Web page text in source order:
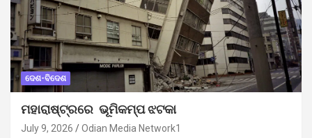
ଦେଶ-ବିଦେଶ
ମହାରାଷ୍ଟ୍ରରେ ଭୂମିକମ୍ପ ଝଟକା
July 9, 2026 Odian Media Network1